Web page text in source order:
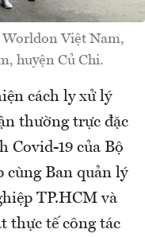
Việt Nam,
huyện Củ Chi.
cách ly xử lý
thường trực đặc
Covid-19 của Bộ
cùng Ban quản lý
TP.HCM và
thực tế công tác